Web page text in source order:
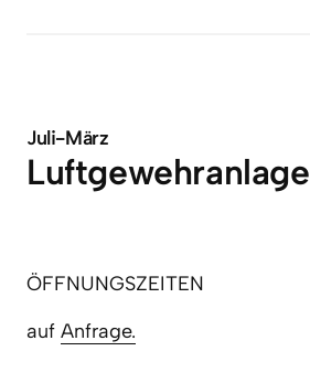
Juli-März
Luftgewehranlage
ÖFFNUNGSZEITEN
auf Anfrage.